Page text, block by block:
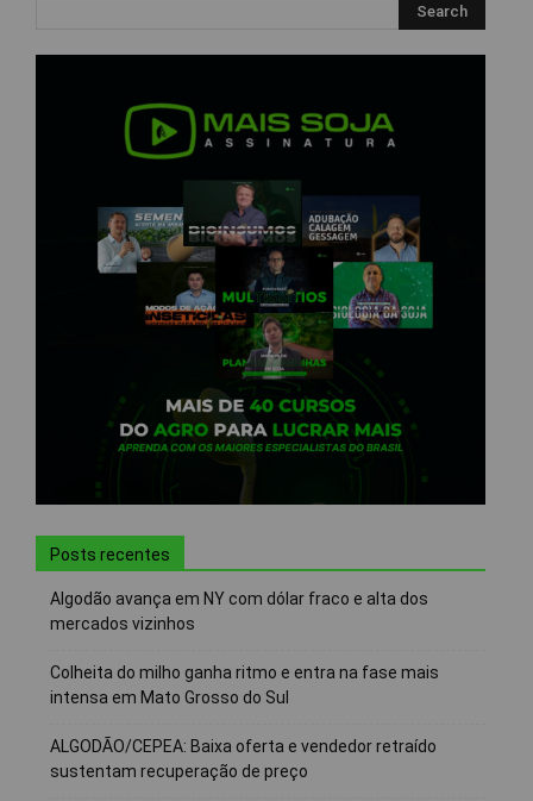
Posts recentes
Algodão avança em NY com dólar fraco e alta dos
mercados vizinhos
Colheita do milho ganha ritmo e entra na fase mais
intensa em Mato Grosso do Sul
ALGODÃO/CEPEA: Baixa oferta e vendedor retraído
sustentam recuperação de preço